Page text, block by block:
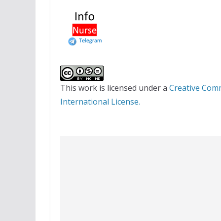
This work is licensed under a Creative
International License.